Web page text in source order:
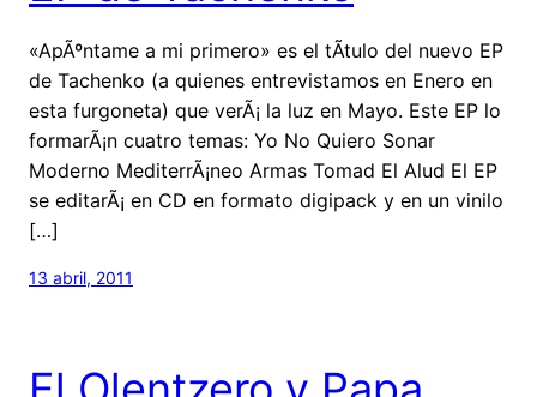
«ApÃºntame a mi primero» es el tÃ­tulo del nuevo EP
de Tachenko (a quienes entrevistamos en Enero en
esta furgoneta) que verÃ¡ la luz en Mayo. Este EP lo
formarÃ¡n cuatro temas: Yo No Quiero Sonar
Moderno MediterrÃ¡neo Armas Tomad El Alud El EP
se editarÃ¡ en CD en formato digipack y en un vinilo
[…]
13 abril, 2011